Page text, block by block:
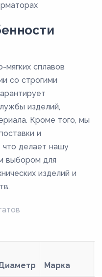
мягких сплавов
со строгими
изделий,
Кроме того, мы
и
что делает нашу
выбором для
изделий и
Марка